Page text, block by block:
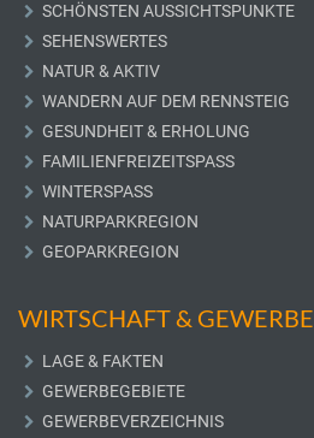
SCHÖNSTEN AUSSICHTSPUNKTE
SEHENSWERTES
NATUR & AKTIV
WANDERN AUF DEM RENNSTEIG
GESUNDHEIT & ERHOLUNG
FAMILIENFREIZEITSPASS
WINTERSPASS
NATURPARKREGION
GEOPARKREGION
WIRTSCHAFT & GEWERBE
LAGE & FAKTEN
GEWERBEGEBIETE
GEWERBEVERZEICHNIS